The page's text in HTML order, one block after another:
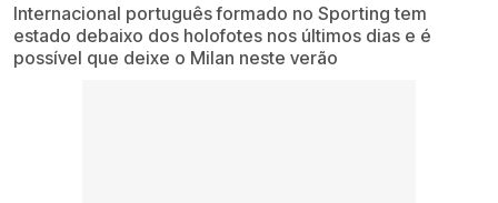
Internacional português formado no Sporting tem
estado debaixo dos holofotes nos últimos dias e é
possível que deixe o Milan neste verão